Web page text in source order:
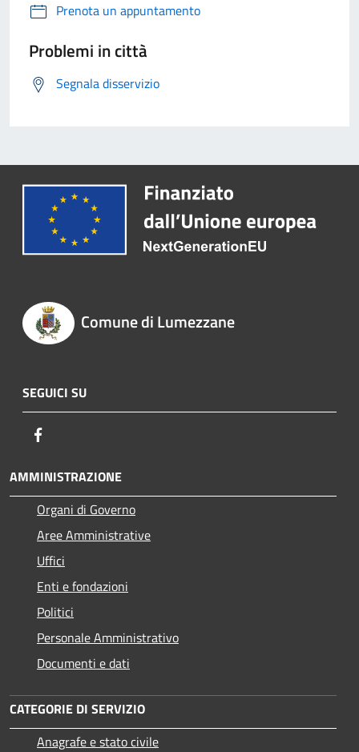
Prenota un appuntamento
Problemi in città
Segnala disservizio
Comune di Lumezzane
SEGUICI SU
AMMINISTRAZIONE
Organi di Governo
Aree Amministrative
Uffici
Enti e fondazioni
Politici
Personale Amministrativo
Documenti e dati
CATEGORIE DI SERVIZIO
Anagrafe e stato civile